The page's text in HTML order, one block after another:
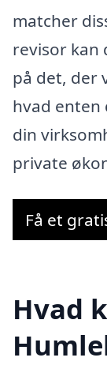
matcher
revisor kan
på det, der
hvad enten
din
private
Få et
Hvad